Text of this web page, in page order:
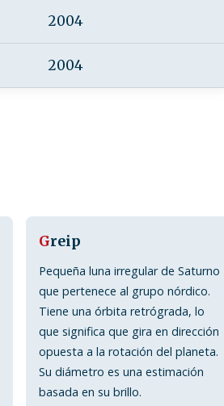
2004
2004
Greip
Pequeña luna irregular de Saturno
que pertenece al grupo nórdico.
Tiene una órbita retrógrada, lo
que significa que gira en dirección
opuesta a la rotación del planeta.
Su diámetro es una estimación
basada en su brillo.